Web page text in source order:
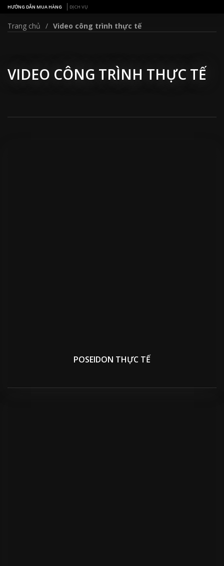
HƯỚNG DẪN MUA HÀNG DỊCH VỤ
Trang chủ Video công trình thực tế
VIDEO CÔNG TRÌNH THỰC TẾ
POSEIDON THỰC TẾ